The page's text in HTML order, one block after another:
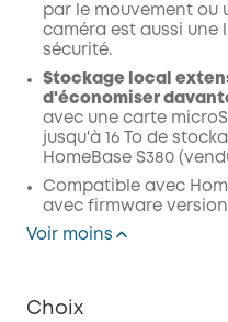
par le mouvement ou
caméra est aussi une
sécurité.
Stockage local
d'économiser
avec une carte
jusqu'à 16 To de
HomeBase S380
Compatible avec
avec firmware version
Voir moins
Choix